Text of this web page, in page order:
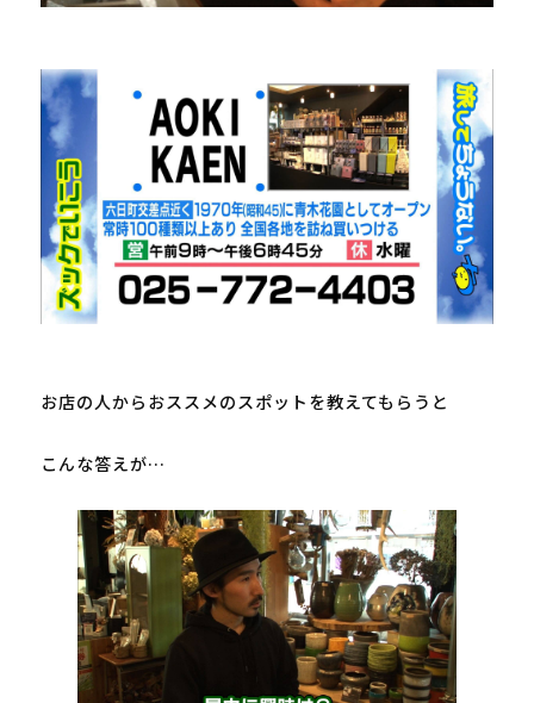
お店の人からおススメのスポットを教えてもらうと
こんな答えが…